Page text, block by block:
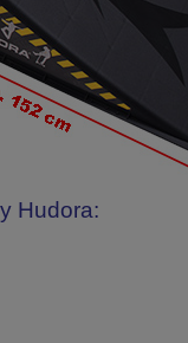
Hudora: